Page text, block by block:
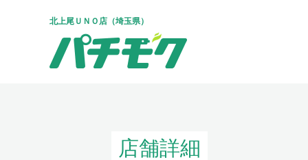
北上尾ＵＮＯ店（埼玉県）
店舗詳細